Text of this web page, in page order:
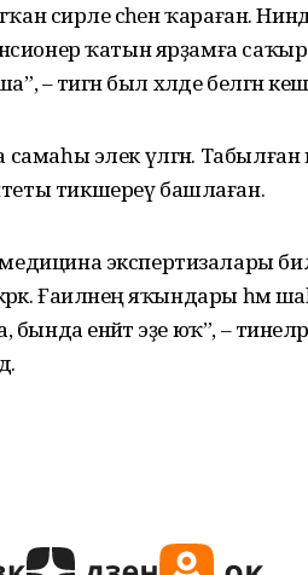
сирле әсәһен ҡараған.
ҡатын ярҙамға
– тигән был хәлде белгән
элек үлгән. Табылған
тикшереү башлаған.
экспертизалары
Ғаиләнең яҡындары һәм
енәйәт эҙе юҡ”, –